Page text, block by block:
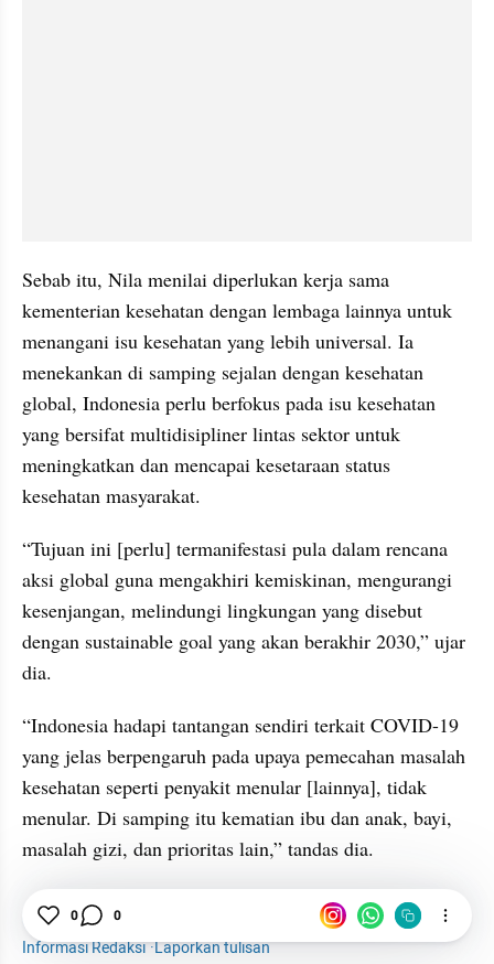
Sebab itu, Nila menilai diperlukan kerja sama
kementerian kesehatan dengan lembaga lainnya untuk
menangani isu kesehatan yang lebih universal. Ia
menekankan di samping sejalan dengan kesehatan
global, Indonesia perlu berfokus pada isu kesehatan
yang bersifat multidisipliner lintas sektor untuk
meningkatkan dan mencapai kesetaraan status
kesehatan masyarakat.
“Tujuan ini [perlu] termanifestasi pula dalam rencana
aksi global guna mengakhiri kemiskinan, mengurangi
kesenjangan, melindungi lingkungan yang disebut
dengan sustainable goal yang akan berakhir 2030,” ujar
dia.
“Indonesia hadapi tantangan sendiri terkait COVID-19
yang jelas berpengaruh pada upaya pemecahan masalah
kesehatan seperti penyakit menular [lainnya], tidak
menular. Di samping itu kematian ibu dan anak, bayi,
masalah gizi, dan prioritas lain,” tandas dia.
Kesehatan
Nila F. Moeloek
Informasi Redaksi·Laporkan tulisan
0 0